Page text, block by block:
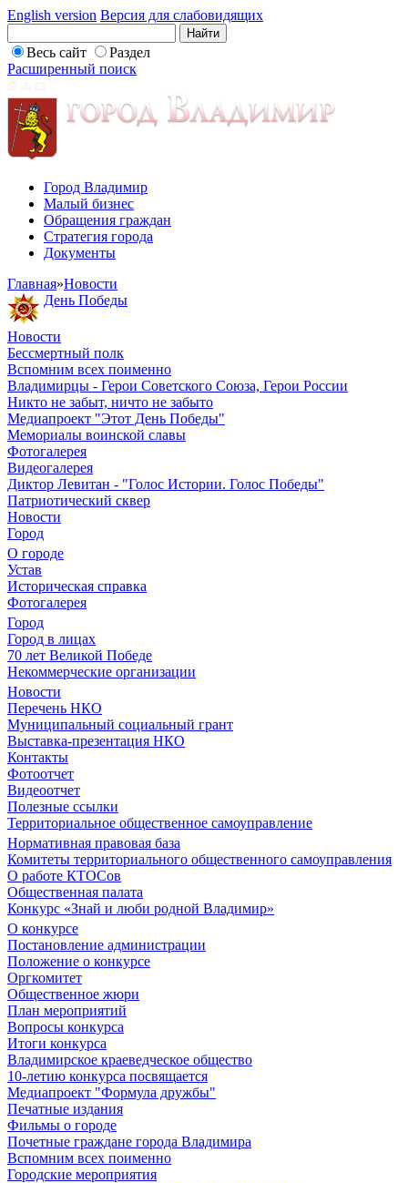
English version Версия для слабовидящих
Весь сайт
Раздел
Расширенный поиск
Город Владимир
Малый бизнес
Обращения граждан
Стратегия города
Документы
Главная»Новости
День Победы
Новости
Бессмертный полк
Вспомним всех поименно
Владимирцы - Герои Советского Союза, Герои России
Никто не забыт, ничто не забыто
Медиапроект "Этот День Победы"
Мемориалы воинской славы
Фотогалерея
Видеогалерея
Диктор Левитан - "Голос Истории. Голос Победы"
Патриотический сквер
Новости
Город
О городе
Устав
Историческая справка
Фотогалерея
Город
Город в лицах
70 лет Великой Победе
Некоммерческие организации
Новости
Перечень НКО
Муниципальный социальный грант
Выставка-презентация НКО
Контакты
Фотоотчет
Видеоотчет
Полезные ссылки
Территориальное общественное самоуправление
Нормативная правовая база
Комитеты территориального общественного самоуправления
О работе КТОСов
Общественная палата
Конкурс «Знай и люби родной Владимир»
О конкурсе
Постановление администрации
Положение о конкурсе
Оргкомитет
Общественное жюри
План мероприятий
Вопросы конкурса
Итоги конкурса
Владимирское краеведческое общество
10-летию конкурса посвящается
Медиапроект "Формула дружбы"
Печатные издания
Фильмы о городе
Почетные граждане города Владимира
Вспомним всех поименно
Городские мероприятия